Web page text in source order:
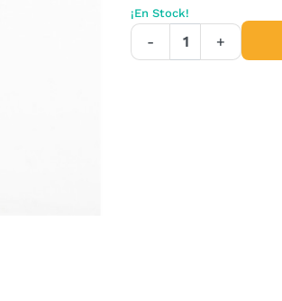
¡En Stock!
- +